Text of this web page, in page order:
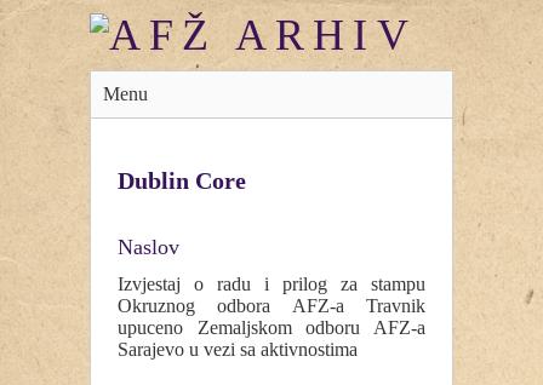
Menu
Dublin Core
Naslov
Izvjestaj o radu i prilog za stampu
Okruznog odbora AFZ-a Travnik
upuceno Zemaljskom odboru AFZ-a
Sarajevo u vezi sa aktivnostima